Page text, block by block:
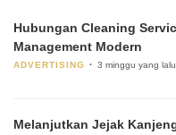
Hubungan Cleaning
Management Modern
ADVERTISING 3 minggu yang lalu
Melanjutkan Jejak